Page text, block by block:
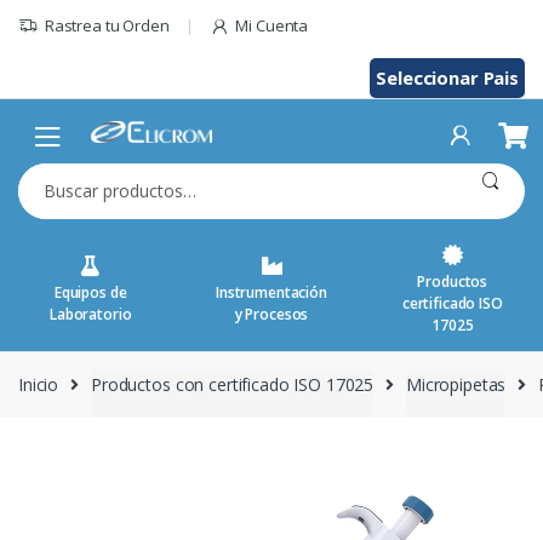
Rastrea tu Orden Mi Cuenta
Seleccionar Pais
Buscar
por:
Equipos de
Laboratorio
Instrumentación
y Procesos
Productos
certificado ISO
17025
Inicio Productos con certificado ISO 17025 Micropipetas